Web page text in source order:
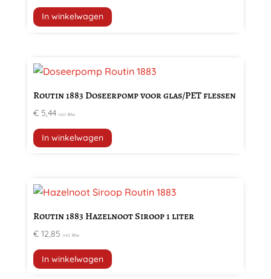
In winkelwagen
Routin 1883 Doseerpomp voor glas/PET flessen
€5,44 incl. Btw
In winkelwagen
Routin 1883 Hazelnoot Siroop 1 liter
€12,85 incl. Btw
In winkelwagen